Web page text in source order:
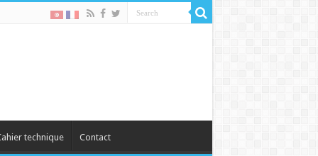
technique Contact